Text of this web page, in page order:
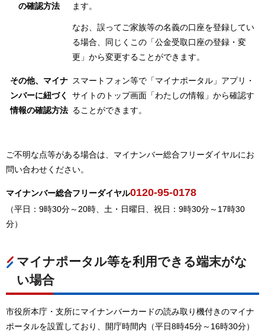
の確認方法
ます。
なお、誤ってご家族等の名義の口座を登録してい
る場合、同じくこの「公金受取口座の登録・変
更」から変更することができます。
その他、マイナ
ンバーに紐づく
情報の確認方法
スマートフォン等で「マイナポータル」アプリ・
サイトのトップ画面「わたしの情報」から確認す
ることができます。
ご不明な点等がある場合は、マイナンバー総合フリーダイヤルにお
問い合わせください。
マイナンバー総合フリーダイヤル0120-95-0178
（平日：9時30分～20時、土・日曜日、祝日：9時30分～17時30
分）
マイナポータル等を利用できる端末がな
い場合
市役所本庁・支所にマイナンバーカードの読み取り機付きのマイナ
ポータルを設置しており、開庁時間内（平日8時45分～16時30分）